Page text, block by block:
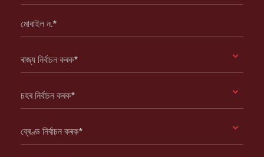
মোবাইল ন.*
ৰাজ্য নিৰ্বাচন কৰক*
চহৰ নিৰ্বাচন কৰক*
ব্ৰেণ্ড নিৰ্বাচন কৰক*